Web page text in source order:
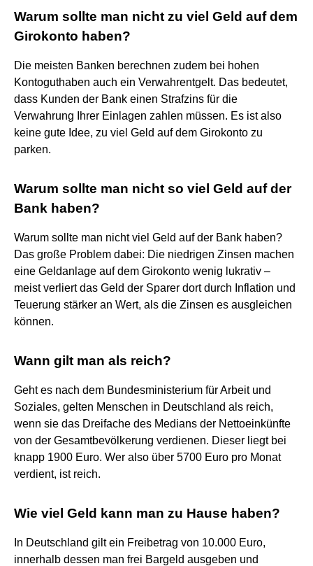
Warum sollte man nicht zu viel Geld auf dem
Girokonto haben?
Die meisten Banken berechnen zudem bei hohen
Kontoguthaben auch ein Verwahrentgelt. Das bedeutet,
dass Kunden der Bank einen Strafzins für die
Verwahrung Ihrer Einlagen zahlen müssen. Es ist also
keine gute Idee, zu viel Geld auf dem Girokonto zu
parken.
Warum sollte man nicht so viel Geld auf der
Bank haben?
Warum sollte man nicht viel Geld auf der Bank haben?
Das große Problem dabei: Die niedrigen Zinsen machen
eine Geldanlage auf dem Girokonto wenig lukrativ –
meist verliert das Geld der Sparer dort durch Inflation und
Teuerung stärker an Wert, als die Zinsen es ausgleichen
können.
Wann gilt man als reich?
Geht es nach dem Bundesministerium für Arbeit und
Soziales, gelten Menschen in Deutschland als reich,
wenn sie das Dreifache des Medians der Nettoeinkünfte
von der Gesamtbevölkerung verdienen. Dieser liegt bei
knapp 1900 Euro. Wer also über 5700 Euro pro Monat
verdient, ist reich.
Wie viel Geld kann man zu Hause haben?
In Deutschland gilt ein Freibetrag von 10.000 Euro,
innerhalb dessen man frei Bargeld ausgeben und